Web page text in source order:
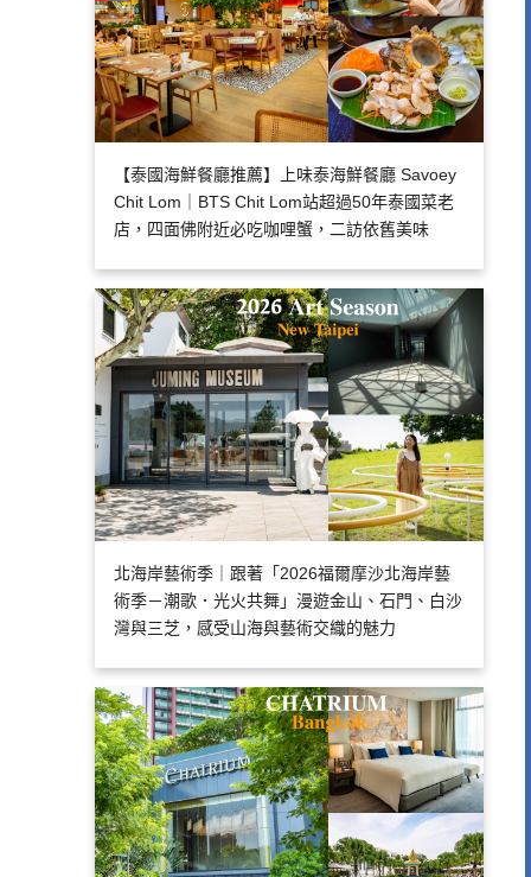
【泰國海鮮餐廳推薦】上味泰海鮮餐廳 Savoey
Chit Lom｜BTS Chit Lom站超過50年泰國菜老
店，四面佛附近必吃咖哩蟹，二訪依舊美味
北海岸藝術季｜跟著「2026福爾摩沙北海岸藝
術季－潮歌．光火共舞」漫遊金山、石門、白沙
灣與三芝，感受山海與藝術交織的魅力